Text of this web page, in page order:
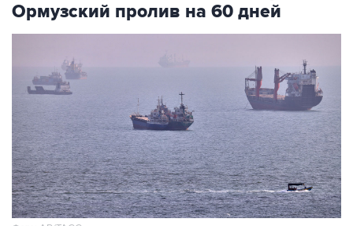
Ормузский пролив на 60 дней